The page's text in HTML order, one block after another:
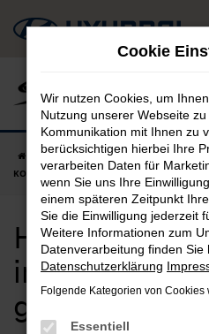
Zum
Hauptinhalt
Startseite Landau an der Isar
KONA Neuwagen in Landau an der Isar
Hyundai
in Landau an
günstig
Cookie
Wir nutzen Cookies, um
Nutzung unserer Webseite
Kommunikation mit Ihnen zu
berücksichtigen hierbei Ihre
verarbeiten Daten für
wenn Sie uns Ihre
einem späteren Zeitpunkt
Sie die Einwilligung jederzeit
Weitere Informationen zum
Datenverarbeitung finden Sie
Datenschutzerklärung
Folgende Kategorien von
Essentiell